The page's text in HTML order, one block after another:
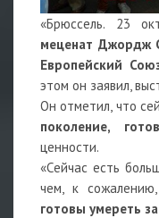
«Брюссель. 23
меценат Джордж
Европейский
этом он заявил,
Он отметил, что
поколение,
ценности.
«Сейчас есть
чем, к
готовы умереть